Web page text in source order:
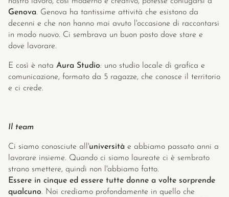
Join
Events
Experts
Genova. Genova ha tantissime attività che esistono da
decenni e che non hanno mai avuto l'occasione di raccontarsi
in modo nuovo. Ci sembrava un buon posto dove stare e
dove lavorare.
E così è nata Aura Studio: uno studio locale di grafica e
comunicazione, formato da 5 ragazze, che conosce il territorio
e ci crede.
Il team
Ci siamo conosciute all'università e abbiamo passato anni a
lavorare insieme. Quando ci siamo laureate ci è sembrato
strano smettere, quindi non l'abbiamo fatto.
Essere in cinque ed essere tutte donne a volte sorprende
qualcuno. Noi crediamo profondamente in quello che